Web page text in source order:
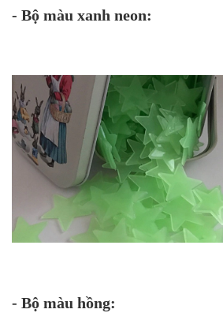
- Bộ màu xanh neon:
- Bộ màu hồng: